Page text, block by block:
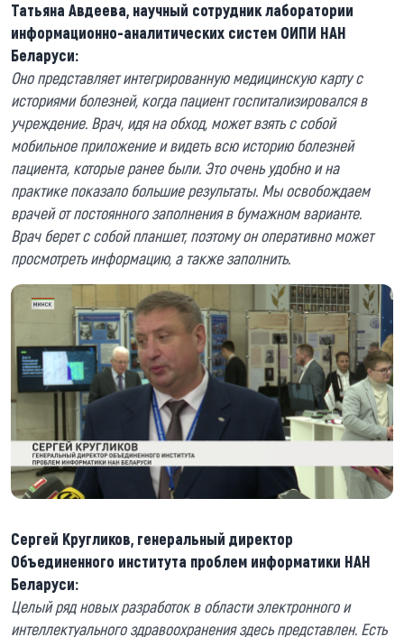
Татьяна Авдеева, научный сотрудник лаборатории
информационно-аналитических систем ОИПИ НАН
Беларуси:
Оно представляет интегрированную медицинскую карту с
историями болезней, когда пациент госпитализировался в
учреждение. Врач, идя на обход, может взять с собой
мобильное приложение и видеть всю историю болезней
пациента, которые ранее были. Это очень удобно и на
практике показало большие результаты. Мы освобождаем
врачей от постоянного заполнения в бумажном варианте.
Врач берет с собой планшет, поэтому он оперативно может
просмотреть информацию, а также заполнить.
Сергей Кругликов, генеральный директор
Объединенного института проблем информатики НАН
Беларуси:
Целый ряд новых разработок в области электронного и
интеллектуального здравоохранения здесь представлен. Есть